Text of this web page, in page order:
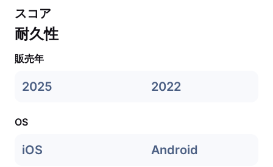
スコア
耐久性
販売年
2025 2022
OS
iOS Android